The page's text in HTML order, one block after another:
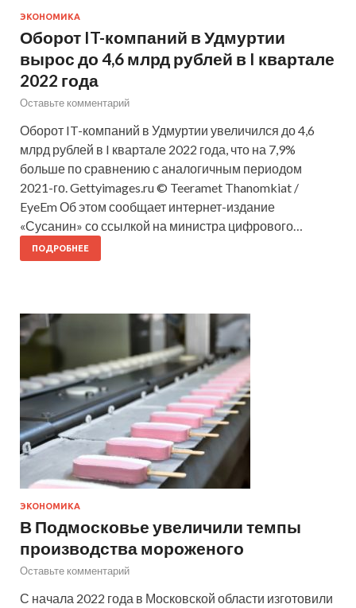
ЭКОНОМИКА
Оборот IT-компаний в Удмуртии
вырос до 4,6 млрд рублей в I квартале
2022 года
Оставьте комментарий
Оборот IT-компаний в Удмуртии увеличился до 4,6
млрд рублей в I квартале 2022 года, что на 7,9%
больше по сравнению с аналогичным периодом
2021-го. Gettyimages.ru © Teeramet Thanomkiat /
EyeEm Об этом сообщает интернет-издание
«Сусанин» со ссылкой на министра цифрового…
ПОДРОБНЕЕ
ЭКОНОМИКА
В Подмосковье увеличили темпы
производства мороженого
Оставьте комментарий
С начала 2022 года в Московской области изготовили